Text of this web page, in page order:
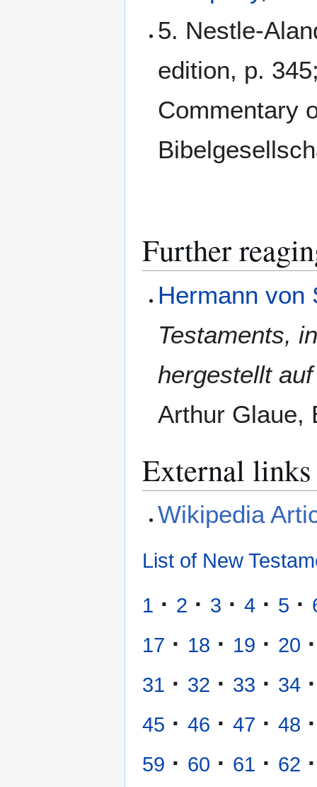
5. Nestle-
edition, p.
Commentary
Further
Hermann von
Testaments,
hergestellt
Arthur Glaue,
External links
Wikipedia
List of New
1 · 2 · 3 · 4 · 5 ·
17 · 18 · 19 · 20 ·
31 · 32 · 33 · 34 ·
45 · 46 · 47 · 48 ·
59 · 60 · 61 · 62 ·